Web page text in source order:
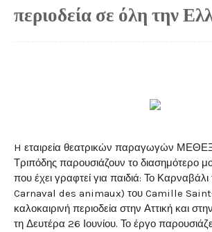
περιοδεία σε όλη την
H εταιρεία θεατρικών παραγωγών
Τριπόδης παρουσιάζουν το διασημότερο
που έχει γραφτεί για παιδιά: Το
Carnaval des animaux) του Camille
καλοκαιρινή περιοδεία στην Αττική και
τη Δευτέρα 26 Ιουνίου. Το έργο